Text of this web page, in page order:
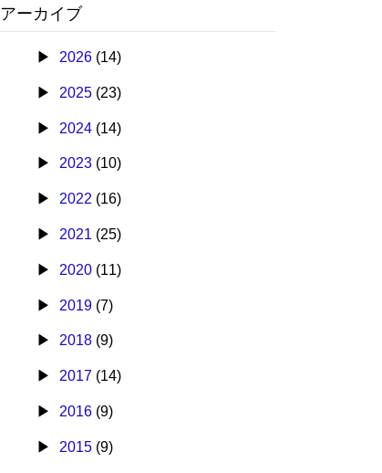
アーカイブ
2026 (14)
2025 (23)
2024 (14)
2023 (10)
2022 (16)
2021 (25)
2020 (11)
2019 (7)
2018 (9)
2017 (14)
2016 (9)
2015 (9)